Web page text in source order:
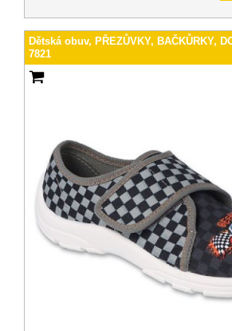
Dětská obuv, PŘEZŮVKY, BAČKŮRKY,
7821